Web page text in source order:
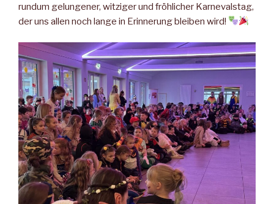
rundum gelungener, witziger und fröhlicher Karnevalstag,
der uns allen noch lange in Erinnerung bleiben wird!